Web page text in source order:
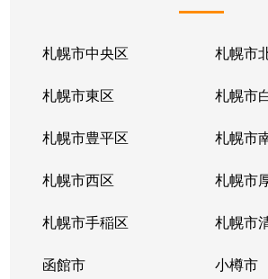
札幌市中央区 札幌市
札幌市東区 札幌市
札幌市豊平区 札幌市
札幌市西区 札幌市
札幌市手稲区 札幌市
函館市 小樽市